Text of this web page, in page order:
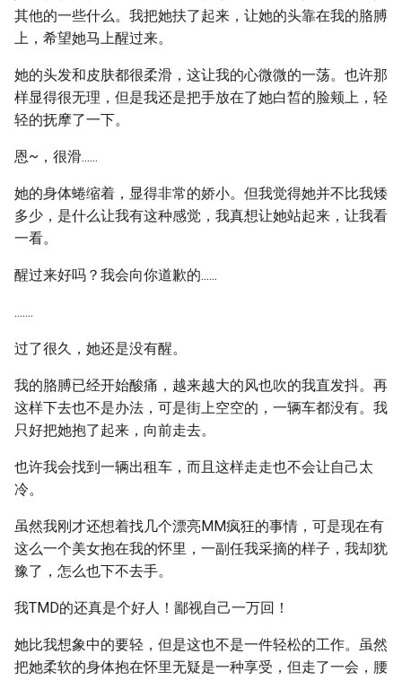
其他的一些什么。我把她扶了起来，让她的头靠在我的胳膊
上，希望她马上醒过来。
她的头发和皮肤都很柔滑，这让我的心微微的一荡。也许那
样显得很无理，但是我还是把手放在了她白皙的脸颊上，轻
轻的抚摩了一下。
恩~，很滑......
她的身体蜷缩着，显得非常的娇小。但我觉得她并不比我矮
多少，是什么让我有这种感觉，我真想让她站起来，让我看
一看。
醒过来好吗？我会向你道歉的......
.......
过了很久，她还是没有醒。
我的胳膊已经开始酸痛，越来越大的风也吹的我直发抖。再
这样下去也不是办法，可是街上空空的，一辆车都没有。我
只好把她抱了起来，向前走去。
也许我会找到一辆出租车，而且这样走走也不会让自己太
冷。
虽然我刚才还想着找几个漂亮MM疯狂的事情，可是现在有
这么一个美女抱在我的怀里，一副任我采摘的样子，我却犹
豫了，怎么也下不去手。
我TMD的还真是个好人！鄙视自己一万回！
她比我想象中的要轻，但是这也不是一件轻松的工作。虽然
把她柔软的身体抱在怀里无疑是一种享受，但走了一会，腰